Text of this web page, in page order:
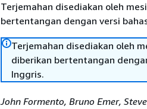
Terjemahan disediakan oleh
bertentangan dengan versi
Terjemahan disediakan oleh
diberikan bertentangan
Inggris.
John Formento, Bruno Emer,